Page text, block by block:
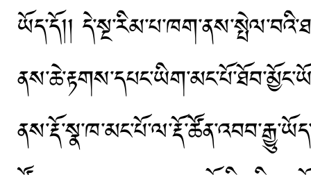
ཡོད་དོ།།